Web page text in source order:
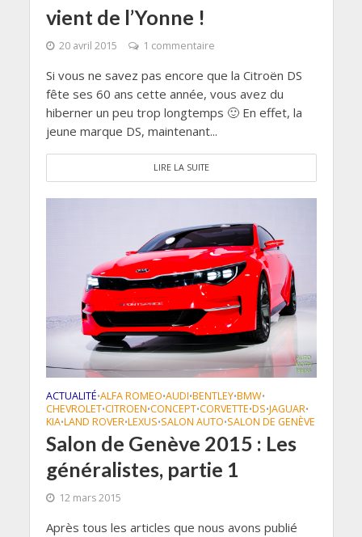
vient de l’Yonne !
20 avril 2015 1 commentaire
Si vous ne savez pas encore que la Citroën DS
fête ses 60 ans cette année, vous avez du
hiberner un peu trop longtemps 🙂 En effet, la
jeune marque DS, maintenant...
LIRE LA SUITE
ACTUALITÉ•ALFA ROMEO•AUDI•BENTLEY•BMW•
CHEVROLET•CITROEN•CONCEPT•CORVETTE•DS•JAGUAR•
KIA•LAND ROVER•LEXUS•SALON AUTO•SALON DE GENÈVE
Salon de Genève 2015 : Les
généralistes, partie 1
12 mars 2015
Après tous les articles que nous avons publié